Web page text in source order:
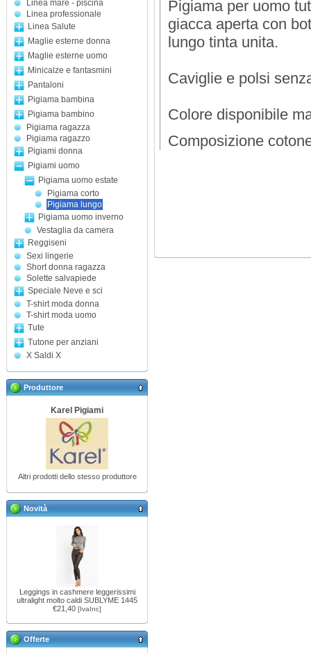
Linea mare - piscina
Linea professionale
Linea Salute
Maglie esterne donna
Maglie esterne uomo
Minicalze e fantasmini
Pantaloni
Pigiama bambina
Pigiama bambino
Pigiama ragazza
Pigiama ragazzo
Pigiami donna
Pigiami uomo
Pigiama uomo estate
Pigiama corto
Pigiama lungo
Pigiama uomo inverno
Vestaglia da camera
Reggiseni
Sexi lingerie
Short donna ragazza
Solette salvapiede
Speciale Neve e sci
T-shirt moda donna
T-shirt moda uomo
Tute
Tutone per anziani
X Saldi X
Produttore
Karel Pigiami
Altri prodotti dello stesso produttore
Novità
Leggings in cashmere leggerissimi
ultralight molto caldi SUBLYME 1445
€21,40 [IvaInc]
Offerte
Pigiama per uomo
giacca aperta con
lungo tinta unita.
Caviglie e polsi
Colore disponibile
Composizione